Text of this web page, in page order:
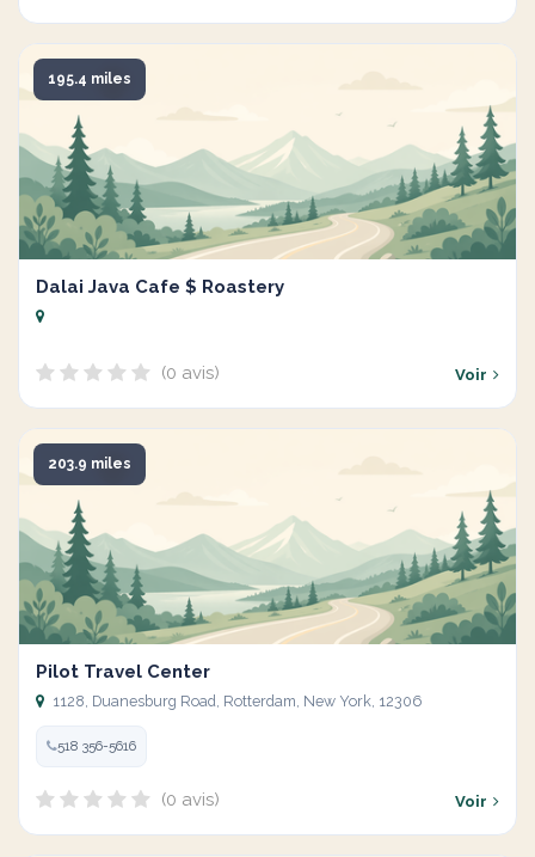
195.4 miles
Dalai Java Cafe $ Roastery
(0 avis) Voir
203.9 miles
Pilot Travel Center
1128, Duanesburg Road, Rotterdam, New York, 12306
518 356-5616
(0 avis) Voir